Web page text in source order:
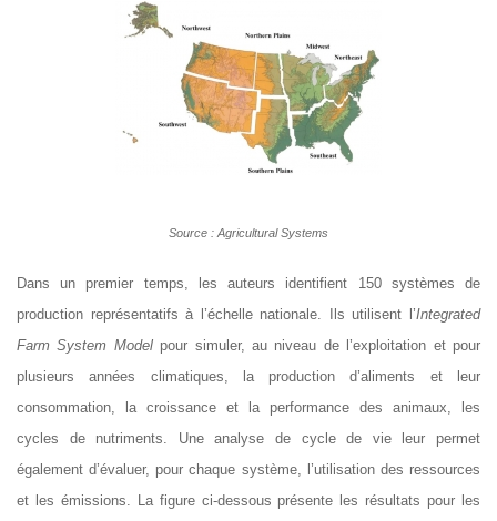
Source : Agricultural Systems
Dans un premier temps, les auteurs identifient 150 systèmes de
production représentatifs à l’échelle nationale. Ils utilisent l’Integrated
Farm System Modelpour simuler, au niveau de l’exploitation et pour
plusieurs années climatiques, la production d’aliments et leur
consommation, la croissance et la performance des animaux, les
cycles de nutriments. Une analyse de cycle de vie leur permet
également d’évaluer, pour chaque système, l’utilisation des ressources
et les émissions. La figure ci-dessous présente les résultats pour les